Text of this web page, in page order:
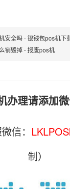
安全吗 - 银钱包pos机下
销毁掉 - 报废pos机
办理请添加
信：
制）